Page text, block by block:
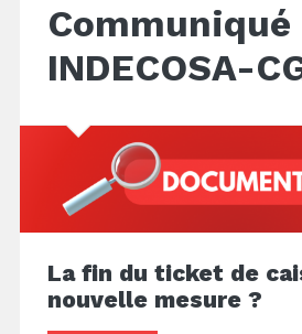
Communiqué
INDECOSA-
La fin du ticket de
nouvelle mesure ?